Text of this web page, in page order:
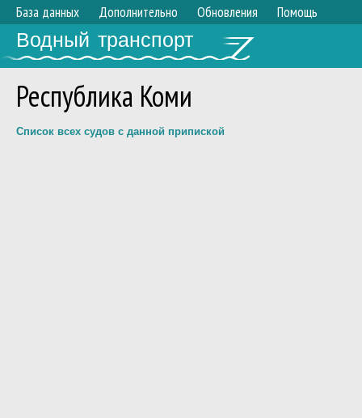
База данных Дополнительно Обновления Помощь
Водный транспорт
Республика Коми
Список всех судов с данной припиской